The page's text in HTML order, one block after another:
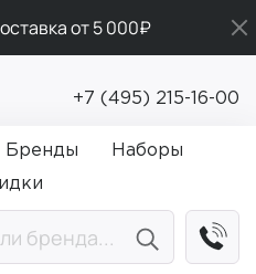
от 5 000₽
ПРИВЕТ
заказ от 5 000₽
+7 (495) 215-16-00
Бренды
Наборы